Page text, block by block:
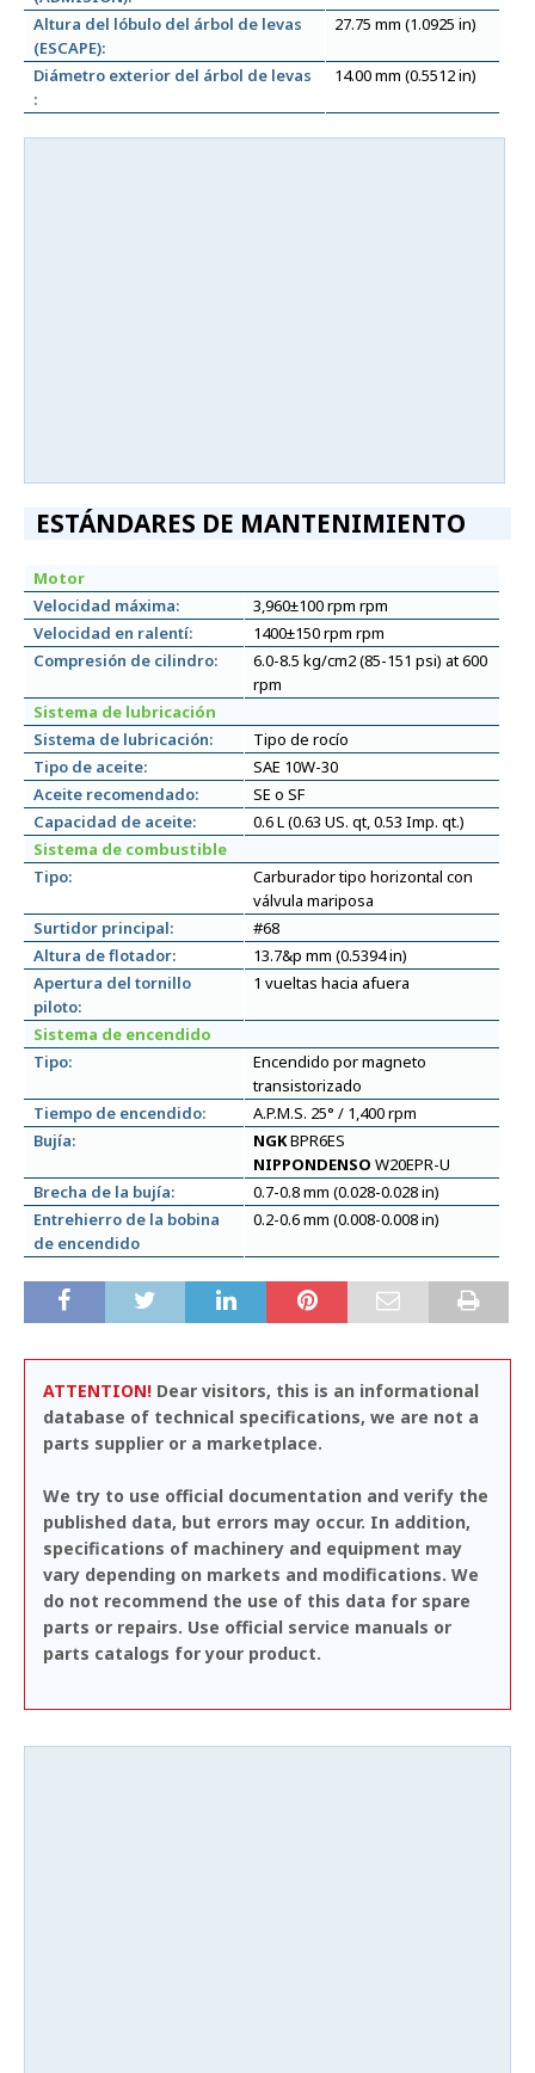
Altura del lóbulo del árbol de levas
(ESCAPE):
27.75 mm (1.0925 in)
Diámetro exterior del árbol de levas
:
14.00 mm (0.5512 in)
ESTÁNDARES DE MANTENIMIENTO
Motor
Velocidad máxima:
3,960±100 rpm rpm
Velocidad en ralentí:
1400±150 rpm rpm
Compresión de cilindro:
6.0-8.5 kg/cm2 (85-151 psi) at 600
rpm
Sistema de lubricación
Sistema de lubricación:
Tipo de rocío
Tipo de aceite:
SAE 10W-30
Aceite recomendado:
SE o SF
Capacidad de aceite:
0.6 L (0.63 US. qt, 0.53 Imp. qt.)
Sistema de combustible
Tipo:
Carburador tipo horizontal con
válvula mariposa
Surtidor principal:
#68
Altura de flotador:
13.7&p mm (0.5394 in)
Apertura del tornillo
piloto:
1 vueltas hacia afuera
Sistema de encendido
Tipo:
Encendido por magneto
transistorizado
Tiempo de encendido:
A.P.M.S. 25° / 1,400 rpm
Bujía:
NGKBPR6ES
NIPPONDENSO W20EPR-U
Brecha de la bujía:
0.7-0.8 mm (0.028-0.028 in)
Entrehierro de la bobina
de encendido
0.2-0.6 mm (0.008-0.008 in)
ATTENTION! Dear visitors, this is an informational
database of technical specifications, we are not a
parts supplier or a marketplace.
We try to use official documentation and verify the
published data, but errors may occur. In addition,
specifications of machinery and equipment may
vary depending on markets and modifications. We
do not recommend the use of this data for spare
parts or repairs. Use official service manuals or
parts catalogs for your product.